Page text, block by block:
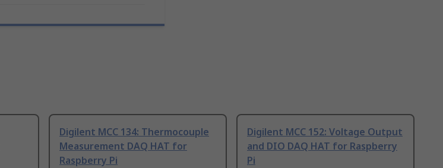
Digilent MCC 134: Thermocouple
Measurement DAQ HAT for
Raspberry Pi
Digilent MCC 152: Voltage Output
and DIO DAQ HAT for Raspberry
Pi